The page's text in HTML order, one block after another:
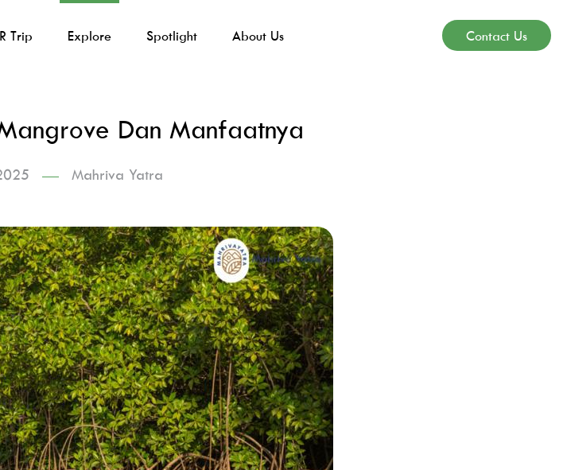
Trip Explore Spotlight About Us Contact Us
Dan Manfaatnya
Mahriva Yatra